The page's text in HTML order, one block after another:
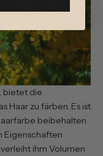
bietet die
Haar zu färben. Es ist
beibehalten
Eigenschaften
ihm Volumen